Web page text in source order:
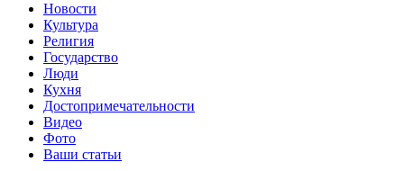
Новости
Культура
Религия
Государство
Люди
Кухня
Достопримечательности
Видео
Фото
Ваши статьи